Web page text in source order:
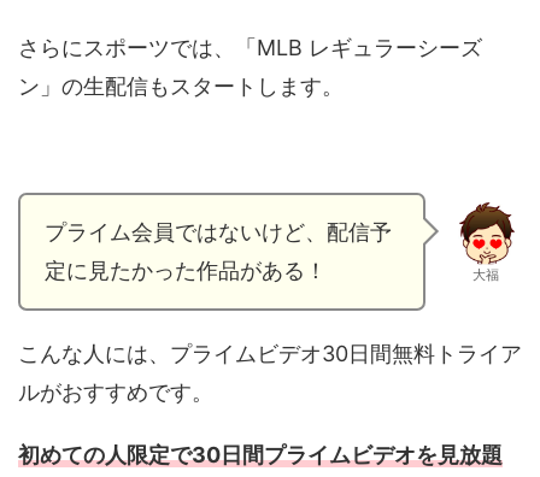
さらにスポーツでは、「MLB レギュラーシーズ
ン」の生配信もスタートします。
プライム会員ではないけど、配信予
定に見たかった作品がある！
大福
こんな人には、プライムビデオ30日間無料トライア
ルがおすすめです。
初めての人限定で30日間プライムビデオを見放題